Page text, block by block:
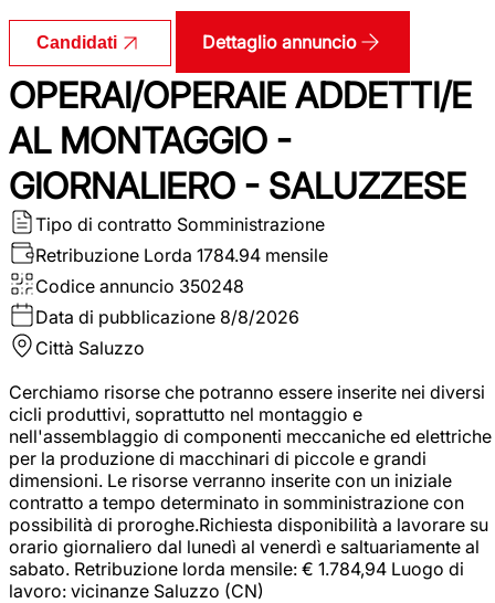
Candidati Dettaglio annuncio
OPERAI/OPERAIE ADDETTI/E
AL MONTAGGIO -
GIORNALIERO - SALUZZESE
Tipo di contratto Somministrazione
Retribuzione Lorda 1784.94 mensile
Codice annuncio 350248
Data di pubblicazione 8/8/2026
Città Saluzzo
Cerchiamo risorse che potranno essere inserite nei diversi
cicli produttivi, soprattutto nel montaggio e
nell'assemblaggio di componenti meccaniche ed elettriche
per la produzione di macchinari di piccole e grandi
dimensioni. Le risorse verranno inserite con un iniziale
contratto a tempo determinato in somministrazione con
possibilità di proroghe.Richiesta disponibilità a lavorare su
orario giornaliero dal lunedì al venerdì e saltuariamente al
sabato. Retribuzione lorda mensile: € 1.784,94 Luogo di
lavoro: vicinanze Saluzzo (CN)